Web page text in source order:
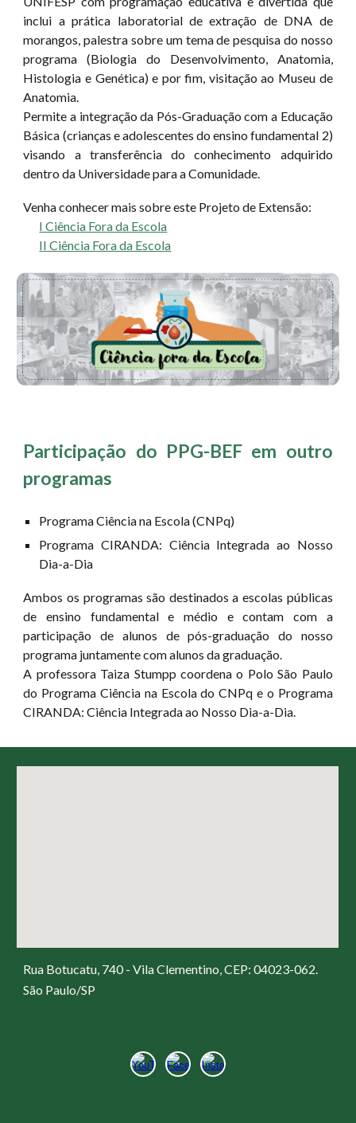
inclui a prática laboratorial de extração de DNA de
morangos, palestra sobre um tema de pesquisa do nosso
programa (Biologia do Desenvolvimento, Anatomia,
Histologia e Genética) e por fim, visitação ao Museu de
Anatomia.
Permite a integração da Pós-Graduação com a Educação
Básica (crianças e adolescentes do ensino fundamental 2)
visando a transferência do conhecimento adquirido
dentro da Universidade para a Comunidade.
Venha conhecer mais sobre este Projeto de Extensão:
I Ciência Fora da Escola
II Ciência Fora da Escola
Participação do PPG-BEF em outro
programas
Programa Ciência na Escola (CNPq)
Programa CIRANDA: Ciência Integrada ao Nosso
Dia-a-Dia
Ambos os programas são destinados a escolas públicas
de ensino fundamental e médio e contam com a
participação de alunos de pós-graduação do nosso
programa juntamente com alunos da graduação.
A professora Taiza Stumpp coordena o Polo São Paulo
do Programa Ciência na Escola do CNPq e o Programa
CIRANDA: Ciência Integrada ao Nosso Dia-a-Dia.
Rua Botucatu, 740 - Vila Clementino, CEP: 04023-062.
São Paulo/SP